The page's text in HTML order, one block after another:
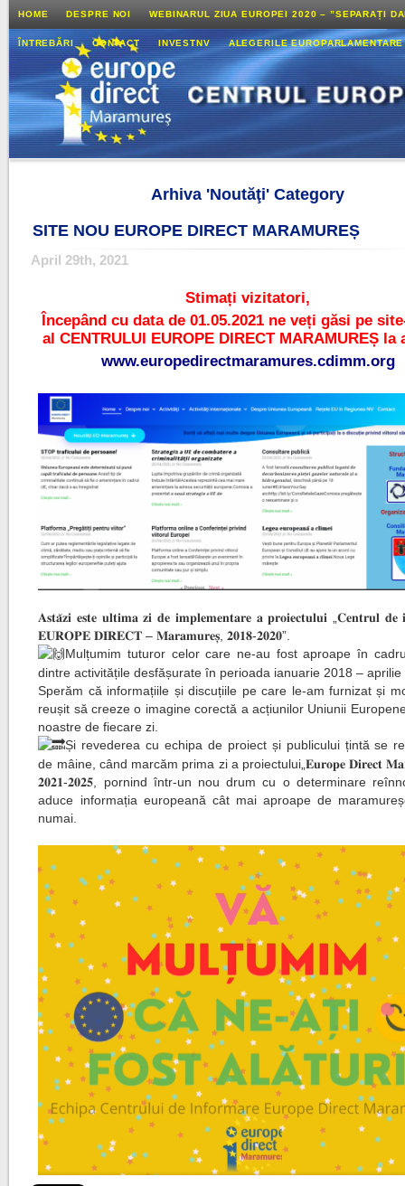
HOME DESPRE NOI WEBINARUL ZIUA EUROPEI 2020 – ”SEPARAȚI
ÎNTREBĂRI CONTACT INVESTNV ALEGERILE
Arhiva 'Noutăţi' Category
SITE NOU EUROPE DIRECT MARAMUREȘ
April 29th, 2021
Stimați vizitatori,
Începând cu data de 01.05.2021 ne veți găsi pe
al CENTRULUI EUROPE DIRECT MARAMUREȘ la
www.europedirectmaramures.cdimm.org
𝐀𝐬𝐭𝐚̆𝐳𝐢 𝐞𝐬𝐭𝐞 𝐮𝐥𝐭𝐢𝐦𝐚 𝐳𝐢 𝐝𝐞 𝐢𝐦𝐩𝐥𝐞𝐦𝐞𝐧𝐭𝐚𝐫𝐞 𝐚 𝐩𝐫𝐨𝐢𝐞𝐜𝐭𝐮𝐥𝐮𝐢 „𝐂𝐞𝐧𝐭𝐫𝐮𝐥 𝐝𝐞
𝐄𝐔𝐑𝐎𝐏𝐄 𝐃𝐈𝐑𝐄𝐂𝐓 – 𝐌𝐚𝐫𝐚𝐦𝐮𝐫𝐞𝐬̦, 𝟐𝟎𝟏𝟖-𝟐𝟎𝟐𝟎”.
Mulțumim tuturor celor care ne-au fost aproape în
dintre activitățile desfășurate în perioada ianuarie 2018 – aprilie
Sperăm că informațiile și discuțiile pe care le-am furnizat și
reușit să creeze o imagine corectă a acțiunilor Uniunii
noastre de fiecare zi.
Și revederea cu echipa de proiect și publicului țintă se
de mâine, când marcăm prima zi a proiectului„𝐄𝐮𝐫𝐨𝐩𝐞 𝐃𝐢𝐫𝐞𝐜𝐭
𝟐𝟎𝟐𝟏-𝟐𝟎𝟐𝟓, pornind într-un nou drum cu o determinare
aduce informația europeană cât mai aproape de
numai.